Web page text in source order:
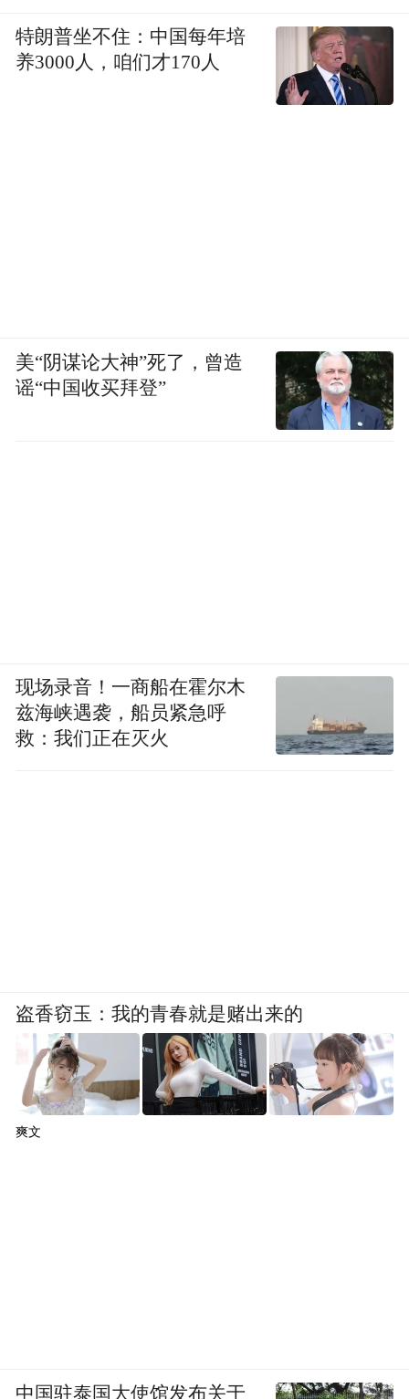
特朗普坐不住：中国每年培
养3000人，咱们才170人
美“阴谋论大神”死了，曾造
谣“中国收买拜登”
现场录音！一商船在霍尔木
兹海峡遇袭，船员紧急呼
救：我们正在灭火
盗香窃玉：我的青春就是赌出来的
爽文
中国驻泰国大使馆发布关于